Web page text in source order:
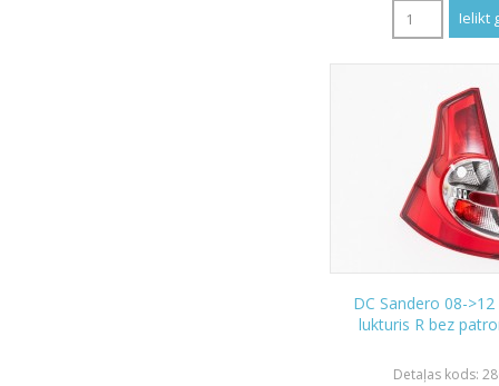
DC Sandero 08-
lukturis R bez
Detaļas kods: